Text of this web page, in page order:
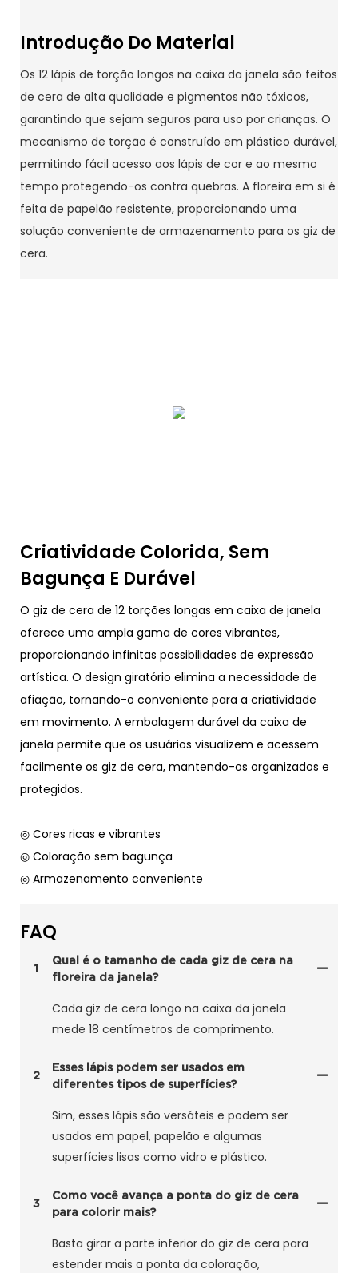
Introdução Do Material
Os 12 lápis de torção longos na caixa da janela são feitos
de cera de alta qualidade e pigmentos não tóxicos,
garantindo que sejam seguros para uso por crianças. O
mecanismo de torção é construído em plástico durável,
permitindo fácil acesso aos lápis de cor e ao mesmo
tempo protegendo-os contra quebras. A floreira em si é
feita de papelão resistente, proporcionando uma
solução conveniente de armazenamento para os giz de
cera.
Criatividade Colorida, Sem
Bagunça E Durável
O giz de cera de 12 torções longas em caixa de janela
oferece uma ampla gama de cores vibrantes,
proporcionando infinitas possibilidades de expressão
artística. O design giratório elimina a necessidade de
afiação, tornando-o conveniente para a criatividade
em movimento. A embalagem durável da caixa de
janela permite que os usuários visualizem e acessem
facilmente os giz de cera, mantendo-os organizados e
protegidos.
◎ Cores ricas e vibrantes
◎ Coloração sem bagunça
◎ Armazenamento conveniente
FAQ
1
Qual é o tamanho de cada giz de cera na
floreira da janela?
Cada giz de cera longo na caixa da janela
mede 18 centímetros de comprimento.
2
Esses lápis podem ser usados ​​em
diferentes tipos de superfícies?
Sim, esses lápis são versáteis e podem ser
usados ​​em papel, papelão e algumas
superfícies lisas como vidro e plástico.
3
Como você avança a ponta do giz de cera
para colorir mais?
Basta girar a parte inferior do giz de cera para
estender mais a ponta da coloração,